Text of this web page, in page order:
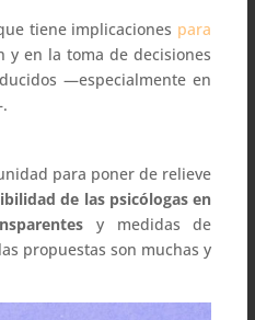
tiene implicaciones para
y en la toma de decisiones
—especialmente en
para poner de relieve
de las psicólogas en
y medidas de
propuestas son muchas y